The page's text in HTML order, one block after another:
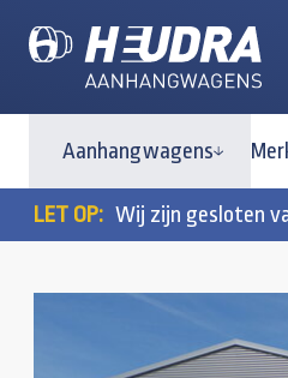
Aanhangwagens
LET OP: Wij zijn gesloten